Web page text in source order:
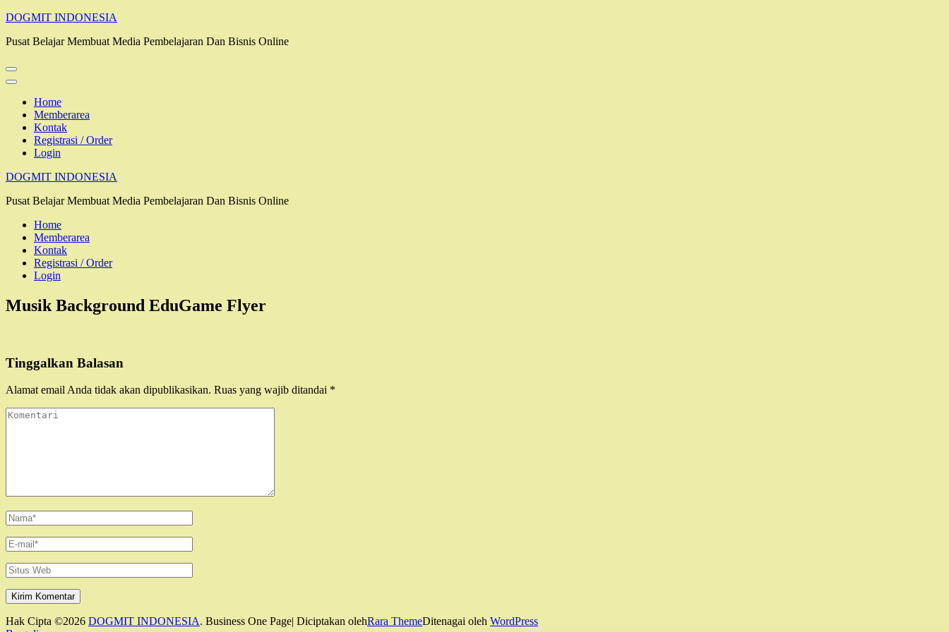
Lompat
konten
Enter)
DOGMIT INDONESIA
Pusat Belajar Membuat Media Pembelajaran Dan Bisnis Online
Home
Memberarea
Kontak
Registrasi / Order
Login
DOGMIT INDONESIA
Pusat Belajar Membuat Media Pembelajaran Dan Bisnis Online
Home
Memberarea
Kontak
Registrasi / Order
Login
Musik Background EduGame Flyer
Tinggalkan Balasan
Alamat email Anda tidak akan dipublikasikan. Ruas yang wajib ditandai *
Komentari
Name*
Email*
Situs
Web
Hak Cipta ©2026 DOGMIT INDONESIA. Business One Page| Diciptakan olehRara ThemeDitenagai oleh WordPress